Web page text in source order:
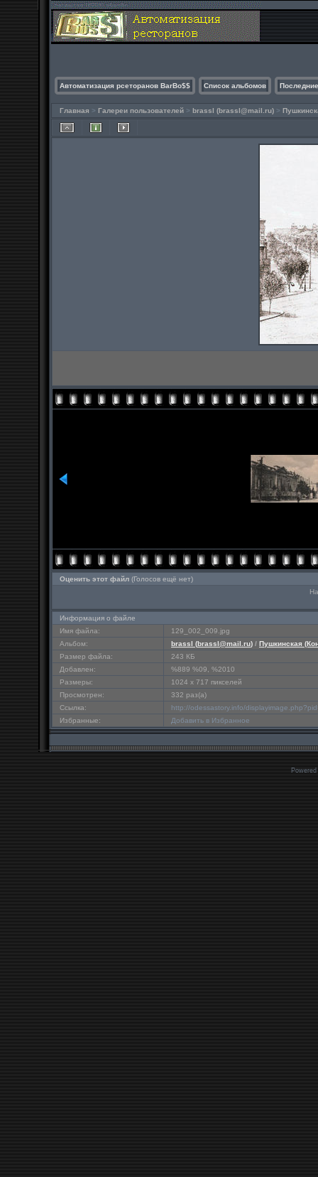
Автоматизация рсеторанов BarBo$$ Список альбомов
Главная > Галереи пользователей > brassl (brassl@mail.ru) >
Оценить этот файл (Голосов ещё нет)
Информация о файле
Имя файла:
129_002_009.jpg
Альбом:
brassl (brassl@mail.ru) / Пушкинская
Размер файла:
243 КБ
Добавлен:
%889 %09, %2010
Размеры:
1024 x 717 пикселей
Просмотрен:
332 раз(а)
Ссылка:
http://odessastory.info/
Избранные:
Добавить в Избранное